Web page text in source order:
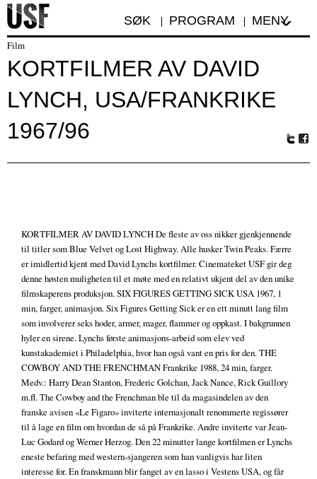
SØK PROGRAM MENY
Film
KORTFILMER AV DAVID
LYNCH, USA/FRANKRIKE
1967/96
KORTFILMER AV DAVID LYNCH De fleste av oss nikker gjenkjennende
til titler som Blue Velvet og Lost Highway. Alle husker Twin Peaks. Færre
er imidlertid kjent med David Lynchs kortfilmer. Cinemateket USF gir deg
denne høsten muligheten til et møte med en relativt ukjent del av den unike
filmskaperens produksjon. SIX FIGURES GETTING SICK USA 1967, 1
min, farger, animasjon. Six Figures Getting Sick er en ett minutt lang film
som involverer seks hoder, armer, mager, flammer og oppkast. I bakgrunnen
hyler en sirene. Lynchs første animasjons-arbeid som elev ved
kunstakademiet i Philadelphia, hvor han også vant en pris for den. THE
COWBOY AND THE FRENCHMAN Frankrike 1988, 24 min, farger.
Medv.: Harry Dean Stanton, Frederic Golchan, Jack Nance, Rick Guillory
m.fl. The Cowboy and the Frenchman ble til da magasindelen av den
franske avisen «Le Figaro» inviterte internasjonalt renommerte regissører
til å lage en film om hvordan de så på Frankrike. Andre inviterte var Jean-
Luc Godard og Werner Herzog. Den 22 minutter lange kortfilmen er Lynchs
eneste befaring med western-sjangeren som han vanligvis har liten
interesse for. En franskmann blir fanget av en lasso i Vestens USA, og får